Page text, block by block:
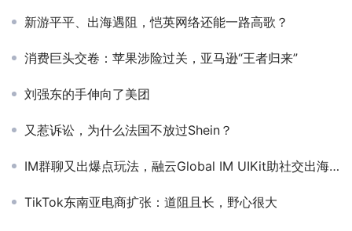
新游平平、出海遇阻，恺英网络还能一路高歌？
消费巨头交卷：苹果涉险过关，亚马逊“王者归来”
刘强东的手伸向了美团
又惹诉讼，为什么法国不放过Shein？
IM群聊又出爆点玩法，融云Global IM UIKit助社交出海全速创新
TikTok东南亚电商扩张：道阻且长，野心很大